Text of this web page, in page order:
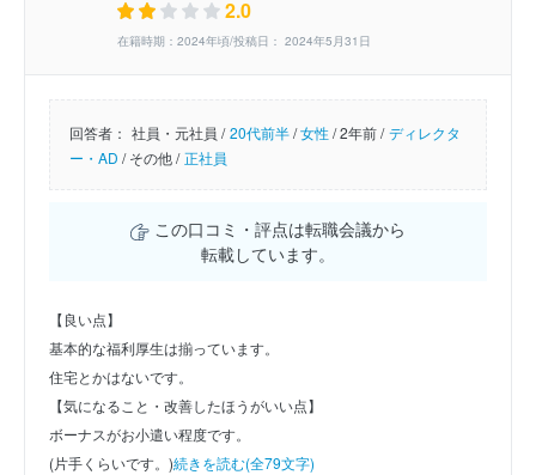
2.0
在籍時期：2024年頃/投稿日： 2024年5月31日
回答者： 社員・元社員 / 20代前半/女性/2年前 / ディレクタ
ー・AD /その他 / 正社員
この口コミ・評点は転職会議から
転載しています。
【良い点】
基本的な福利厚生は揃っています。
住宅とかはないです。
【気になること・改善したほうがいい点】
ボーナスがお小遣い程度です。
(片手くらいです。)続きを読む(全79文字)